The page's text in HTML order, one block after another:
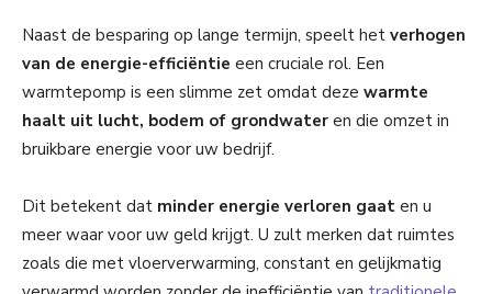
Naast de besparing op lange termijn, speelt het verhogen
van de energie-efficiëntie een cruciale rol. Een
warmtepomp is een slimme zet omdat deze warmte
haalt uit lucht, bodem of grondwater en die omzet in
bruikbare energie voor uw bedrijf.
Dit betekent dat minder energie verloren gaat en u
meer waar voor uw geld krijgt. U zult merken dat ruimtes
zoals die met vloerverwarming, constant en gelijkmatig